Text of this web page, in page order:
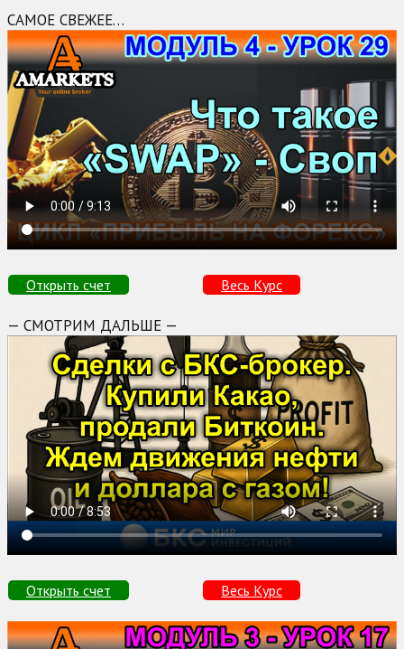
САМОЕ СВЕЖЕЕ…
Открыть счет Весь Курс
— СМОТРИМ ДАЛЬШЕ —
Открыть счет Весь Курс